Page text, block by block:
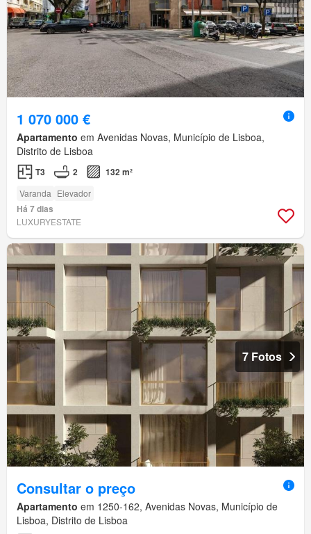
1 070 000 €
Apartamento em Avenidas Novas, Município de Lisboa,
Distrito de Lisboa
T3 2 132 m²
Varanda Elevador
Há 7 dias
LUXURYESTATE
7 Fotos
Consultar o preço
Apartamento em 1250-162, Avenidas Novas, Município de
Lisboa, Distrito de Lisboa